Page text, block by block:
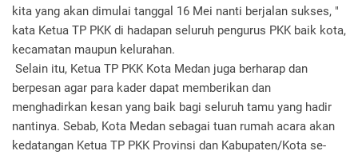
kita yang akan dimulai tanggal 16 Mei nanti berjalan sukses, "
kata Ketua TP PKK di hadapan seluruh pengurus PKK baik kota,
kecamatan maupun kelurahan.
Selain itu, Ketua TP PKK Kota Medan juga berharap dan
berpesan agar para kader dapat memberikan dan
menghadirkan kesan yang baik bagi seluruh tamu yang hadir
nantinya. Sebab, Kota Medan sebagai tuan rumah acara akan
kedatangan Ketua TP PKK Provinsi dan Kabupaten/Kota se-